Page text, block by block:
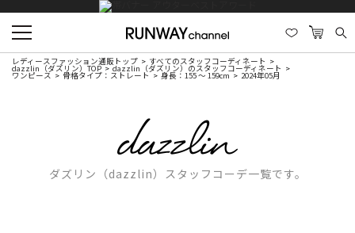
レディースファッション通販トップ すべてのスタッフコーディネート
dazzlin（ダズリン）TOP dazzlin（ダズリン）のスタッフコーディネート
ワンピース 骨格タイプ：ストレート 身長：155 ～ 159cm 2024年05月
ダズリン（dazzlin）スタッフコーデ一覧です。